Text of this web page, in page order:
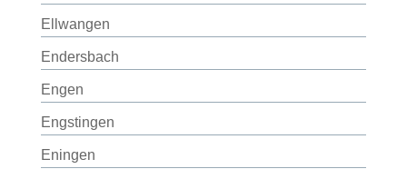
Ellwangen
Endersbach
Engen
Engstingen
Eningen